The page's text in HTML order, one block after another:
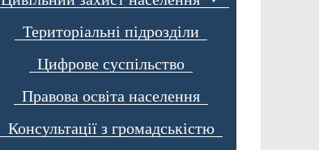
Територіальні підрозділи
Цифрове суспільство
Правова освіта населення
Консультації з громадськістю